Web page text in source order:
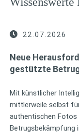
22.07.2026
Neue
gestützte
Mit künstlicher
mittlerweile selbst
authentischen Fotos
Betrugsbekämpfung